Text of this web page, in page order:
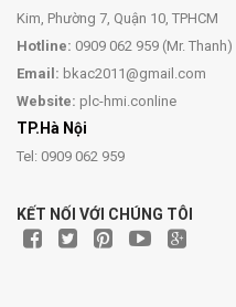
Kim, Phường 7, Quận 10, TPHCM
Hotline: 0909 062 959 (Mr. Thanh)
Email: bkac2011@gmail.com
Website: plc-hmi.conline
TP.Hà Nội
Tel: 0909 062 959
KẾT NỐI VỚI CHÚNG TÔI